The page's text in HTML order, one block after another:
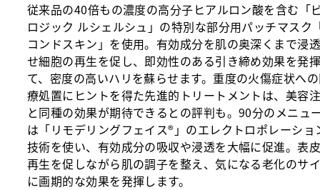
従来品の40倍もの濃度の高分子ヒアルロン酸を含む「
ロジック ルシェルシュ」の特別な部分用パッチマスク
コンドスキン」を使用。有効成分を肌の奥深くまで浸
せ細胞の再生を促し、即効性のある引き締め効果を発
て、密度の高いハリを蘇らせます。重度の火傷症状へ
療処置にヒントを得た先進的トリートメントは、美容
と同種の効果が期待できるとの評判も。90分のメニュ
は「リモデリングフェイス®︎」のエレクトロポレーショ
技術を使い、有効成分の吸収や浸透を大幅に促進。表
再生を促しながら肌の調子を整え、気になる老化のサ
に画期的な効果を発揮します。